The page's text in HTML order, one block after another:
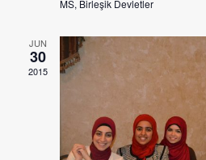
MS, Birleşik Devletler
JUN
30
2015